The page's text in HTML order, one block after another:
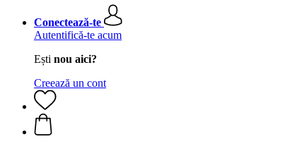
Conectează-te
Autentifică-te acum
Ești nou aici?
Creează un cont